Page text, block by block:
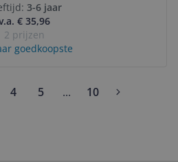
3-6 jaar
€ 35,96
2 prijzen
goedkoopste
4 5 ...More pages
10